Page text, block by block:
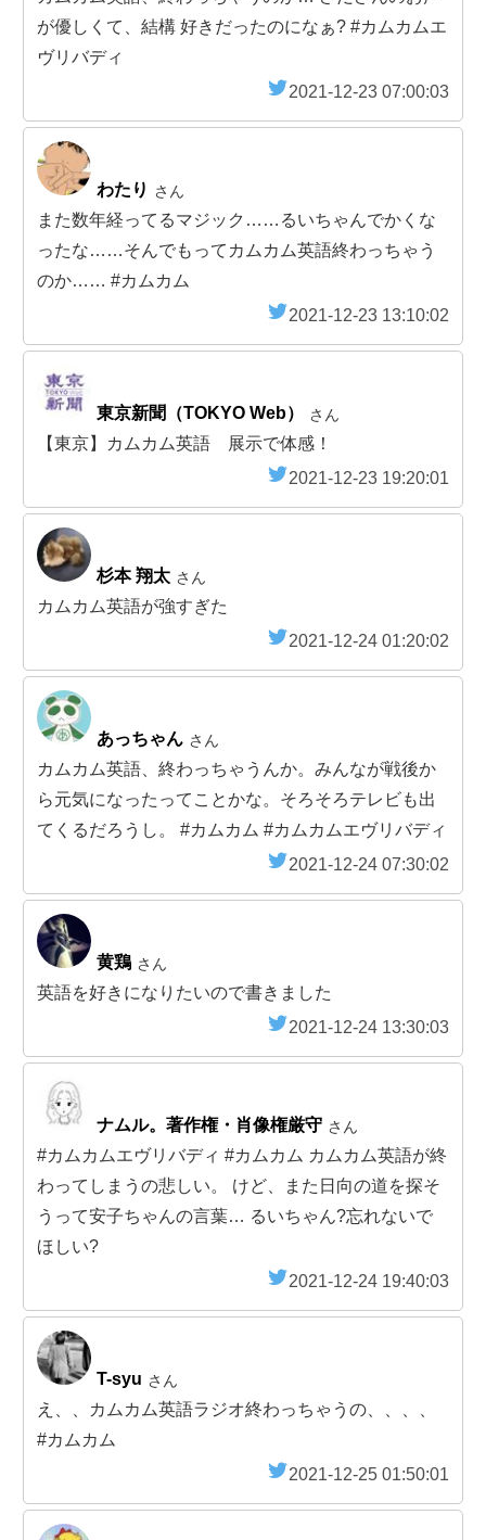
が優しくて、結構 好きだったのになぁ? #カムカムエ
ヴリバディ
2021-12-23 07:00:03
わたり さん
また数年経ってるマジック……るいちゃんでかくな
ったな……そんでもってカムカム英語終わっちゃう
のか…… #カムカム
2021-12-23 13:10:02
東京新聞（TOKYO Web） さん
【東京】カムカム英語 展示で体感！
2021-12-23 19:20:01
杉本 翔太 さん
カムカム英語が強すぎた
2021-12-24 01:20:02
あっちゃん さん
カムカム英語、終わっちゃうんか。みんなが戦後か
ら元気になったってことかな。そろそろテレビも出
てくるだろうし。 #カムカム #カムカムエヴリバディ
2021-12-24 07:30:02
黄鶏 さん
英語を好きになりたいので書きました
2021-12-24 13:30:03
ナムル。著作権・肖像権厳守 さん
#カムカムエヴリバディ #カムカム カムカム英語が終
わってしまうの悲しい。 けど、また日向の道を探そ
うって安子ちゃんの言葉… るいちゃん?忘れないで
ほしい?
2021-12-24 19:40:03
T-syu さん
え、、カムカム英語ラジオ終わっちゃうの、、、、
#カムカム
2021-12-25 01:50:01